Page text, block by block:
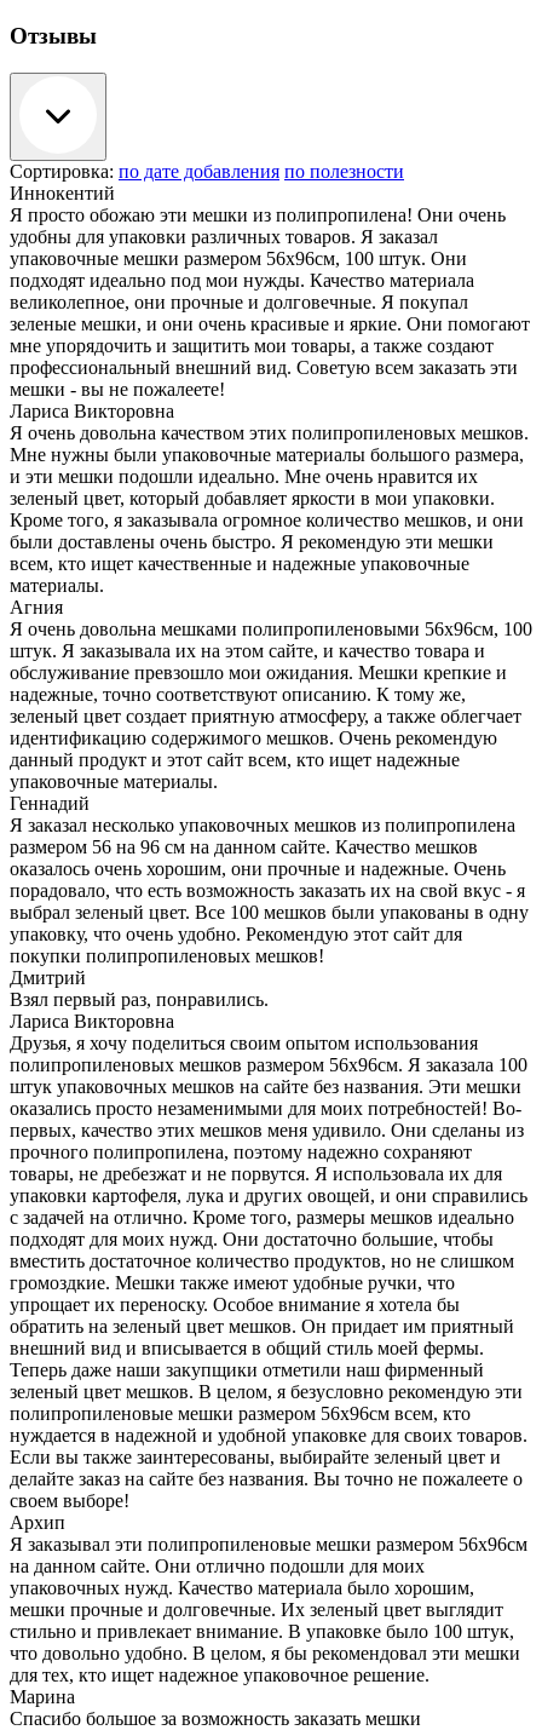
Отзывы
Сортировка: по дате добавления по полезности
Иннокентий
Я просто обожаю эти мешки из полипропилена! Они очень
удобны для упаковки различных товаров. Я заказал
упаковочные мешки размером 56х96см, 100 штук. Они
подходят идеально под мои нужды. Качество материала
великолепное, они прочные и долговечные. Я покупал
зеленые мешки, и они очень красивые и яркие. Они помогают
мне упорядочить и защитить мои товары, а также создают
профессиональный внешний вид. Советую всем заказать эти
мешки - вы не пожалеете!
Лариса Викторовна
Я очень довольна качеством этих полипропиленовых мешков.
Мне нужны были упаковочные материалы большого размера,
и эти мешки подошли идеально. Мне очень нравится их
зеленый цвет, который добавляет яркости в мои упаковки.
Кроме того, я заказывала огромное количество мешков, и они
были доставлены очень быстро. Я рекомендую эти мешки
всем, кто ищет качественные и надежные упаковочные
материалы.
Агния
Я очень довольна мешками полипропиленовыми 56х96см, 100
штук. Я заказывала их на этом сайте, и качество товара и
обслуживание превзошло мои ожидания. Мешки крепкие и
надежные, точно соответствуют описанию. К тому же,
зеленый цвет создает приятную атмосферу, а также облегчает
идентификацию содержимого мешков. Очень рекомендую
данный продукт и этот сайт всем, кто ищет надежные
упаковочные материалы.
Геннадий
Я заказал несколько упаковочных мешков из полипропилена
размером 56 на 96 см на данном сайте. Качество мешков
оказалось очень хорошим, они прочные и надежные. Очень
порадовало, что есть возможность заказать их на свой вкус - я
выбрал зеленый цвет. Все 100 мешков были упакованы в одну
упаковку, что очень удобно. Рекомендую этот сайт для
покупки полипропиленовых мешков!
Дмитрий
Взял первый раз, понравились.
Лариса Викторовна
Друзья, я хочу поделиться своим опытом использования
полипропиленовых мешков размером 56х96см. Я заказала 100
штук упаковочных мешков на сайте без названия. Эти мешки
оказались просто незаменимыми для моих потребностей! Во-
первых, качество этих мешков меня удивило. Они сделаны из
прочного полипропилена, поэтому надежно сохраняют
товары, не дребезжат и не порвутся. Я использовала их для
упаковки картофеля, лука и других овощей, и они справились
с задачей на отлично. Кроме того, размеры мешков идеально
подходят для моих нужд. Они достаточно большие, чтобы
вместить достаточное количество продуктов, но не слишком
громоздкие. Мешки также имеют удобные ручки, что
упрощает их переноску. Особое внимание я хотела бы
обратить на зеленый цвет мешков. Он придает им приятный
внешний вид и вписывается в общий стиль моей фермы.
Теперь даже наши закупщики отметили наш фирменный
зеленый цвет мешков. В целом, я безусловно рекомендую эти
полипропиленовые мешки размером 56х96см всем, кто
нуждается в надежной и удобной упаковке для своих товаров.
Если вы также заинтересованы, выбирайте зеленый цвет и
делайте заказ на сайте без названия. Вы точно не пожалеете о
своем выборе!
Архип
Я заказывал эти полипропиленовые мешки размером 56х96см
на данном сайте. Они отлично подошли для моих
упаковочных нужд. Качество материала было хорошим,
мешки прочные и долговечные. Их зеленый цвет выглядит
стильно и привлекает внимание. В упаковке было 100 штук,
что довольно удобно. В целом, я бы рекомендовал эти мешки
для тех, кто ищет надежное упаковочное решение.
Марина
Спасибо большое за возможность заказать мешки